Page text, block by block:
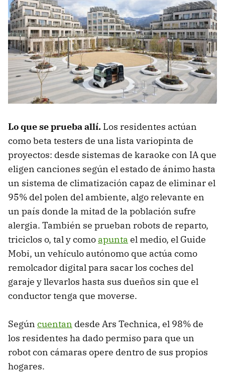
Lo que se prueba allí. Los residentes actúan
como beta testers de una lista variopinta de
proyectos: desde sistemas de karaoke con IA que
eligen canciones según el estado de ánimo hasta
un sistema de climatización capaz de eliminar el
95% del polen del ambiente, algo relevante en
un país donde la mitad de la población sufre
alergia. También se prueban robots de reparto,
triciclos o, tal y como apunta el medio, el Guide
Mobi, un vehículo autónomo que actúa como
remolcador digital para sacar los coches del
garaje y llevarlos hasta sus dueños sin que el
conductor tenga que moverse.
Según cuentan desde Ars Technica, el 98% de
los residentes ha dado permiso para que un
robot con cámaras opere dentro de sus propios
hogares.